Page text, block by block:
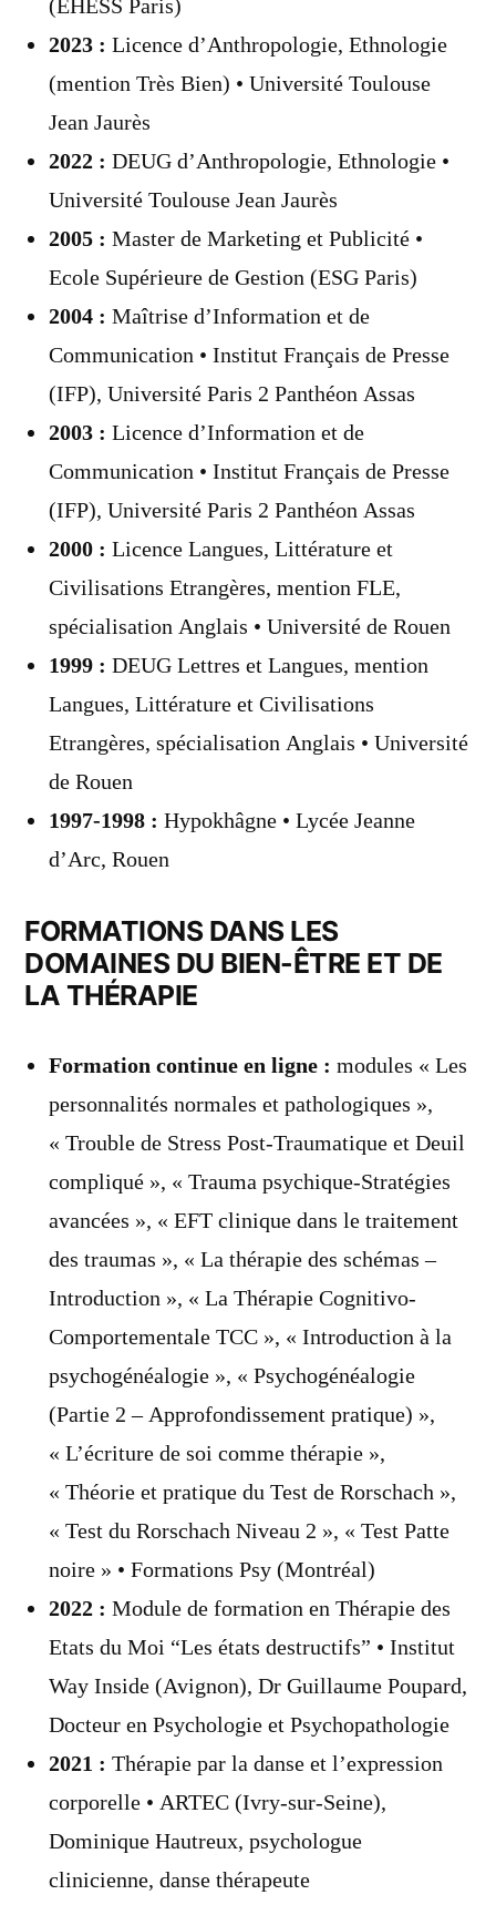
(EHESS Paris)
2023 : Licence d’Anthropologie, Ethnologie
(mention Très Bien) • Université Toulouse
Jean Jaurès
2022 : DEUG d’Anthropologie, Ethnologie •
Université Toulouse Jean Jaurès
2005 : Master de Marketing et Publicité •
Ecole Supérieure de Gestion (ESG Paris)
2004 : Maîtrise d’Information et de
Communication • Institut Français de Presse
(IFP), Université Paris 2 Panthéon Assas
2003 : Licence d’Information et de
Communication • Institut Français de Presse
(IFP), Université Paris 2 Panthéon Assas
2000 : Licence Langues, Littérature et
Civilisations Etrangères, mention FLE,
spécialisation Anglais • Université de Rouen
1999 : DEUG Lettres et Langues, mention
Langues, Littérature et Civilisations
Etrangères, spécialisation Anglais • Université
de Rouen
1997-1998 : Hypokhâgne • Lycée Jeanne
d’Arc, Rouen
FORMATIONS DANS LES
DOMAINES DU BIEN-ÊTRE ET DE
LA THÉRAPIE
Formation continue en ligne : modules « Les
personnalités normales et pathologiques »,
« Trouble de Stress Post-Traumatique et Deuil
compliqué », « Trauma psychique-Stratégies
avancées », « EFT clinique dans le traitement
des traumas », « La thérapie des schémas –
Introduction », « La Thérapie Cognitivo-
Comportementale TCC », « Introduction à la
psychogénéalogie », « Psychogénéalogie
(Partie 2 – Approfondissement pratique) »,
« L’écriture de soi comme thérapie »,
« Théorie et pratique du Test de Rorschach »,
« Test du Rorschach Niveau 2 », « Test Patte
noire » • Formations Psy (Montréal)
2022 : Module de formation en Thérapie des
Etats du Moi “Les états destructifs” • Institut
Way Inside (Avignon), Dr Guillaume Poupard,
Docteur en Psychologie et Psychopathologie
2021 : Thérapie par la danse et l’expression
corporelle • ARTEC (Ivry-sur-Seine),
Dominique Hautreux, psychologue
clinicienne, danse thérapeute